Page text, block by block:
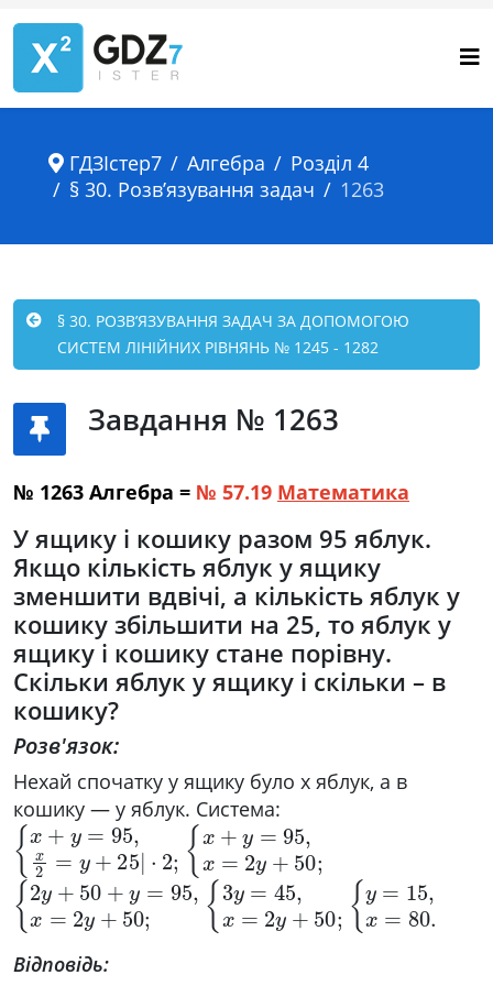
ГДЗІстер7 Алгебра
Розділ 4
§ 30. Розв’язування задач
1263
§ 30. РОЗВ’ЯЗУВАННЯ ЗАДАЧ ЗА ДОПОМОГОЮ
СИСТЕМ ЛІНІЙНИХ РІВНЯНЬ № 1245 - 1282
Завдання № 1263
№ 1263 Алгебра = № 57.19 Математика
У ящику і кошику разом 95 яблук.
Якщо кількість яблук у ящику
зменшити вдвічі, а кількість яблук у
кошику збільшити на 25, то яблук у
ящику і кошику стане порівну.
Скільки яблук у ящику і скільки – в
кошику?
Розв'язок:
Нехай спочатку у ящику було x яблук, а в
кошику — y яблук. Система:
{x+ y= 95,x 2=y |
2; {x+ y=95,x =2y
{2y+ 50+y =95 x= 2y+ 50;
{3y= 45 ,x= 50;
{y= 15 ,x=
Відповідь: